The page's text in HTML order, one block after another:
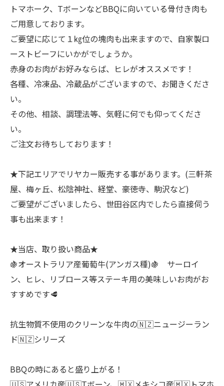
トマホーク、TボーンなどBBQに向いている骨付き肉も
ご用意しております。
ご要望に応じて１㎏位の塊肉も出来ますので、自家製ロ
ーストビーフにいかがでしょうか。
赤身のお肉がお好みならば、ヒレがオススメです！
各種、冷凍品、冷蔵品がございますので、お聞きくださ
い。
その他、相談、調理法等、気軽に何でも仰ってくださ
い。
ご注文お待ちしております！
★下記エリアでリヤカー販売する事があります。(三軒茶
屋、梅ヶ丘、松陰神社、経堂、豪徳寺、駒沢など)
ご要望がございましたら、世田谷区内でしたら直接伺う
事も出来ます！
★当店、取り扱い商品★
🍇オーストラリア産葡萄牛(アンガス種)🍇 サーロイ
ン、ヒレ、リブロース等ステーキ用の美味しいお肉がお
すすめです🥩
抗生物質不使用のクリーンな牛肉の🇳🇿ニュージーラン
ド🇳🇿シリーズ
BBQの時にあると盛り上がる！